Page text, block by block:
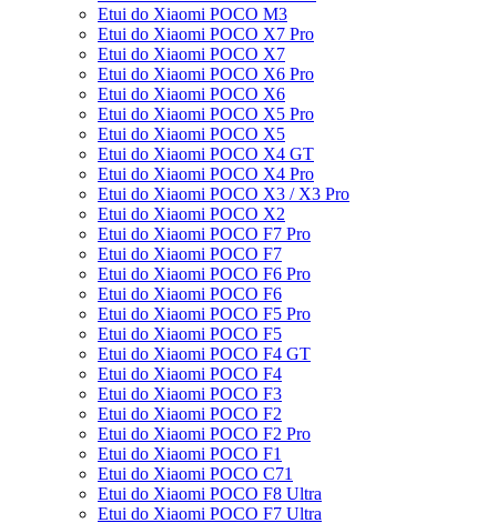
Etui do Xiaomi POCO M3
Etui do Xiaomi POCO X7 Pro
Etui do Xiaomi POCO X7
Etui do Xiaomi POCO X6 Pro
Etui do Xiaomi POCO X6
Etui do Xiaomi POCO X5 Pro
Etui do Xiaomi POCO X5
Etui do Xiaomi POCO X4 GT
Etui do Xiaomi POCO X4 Pro
Etui do Xiaomi POCO X3 / X3 Pro
Etui do Xiaomi POCO X2
Etui do Xiaomi POCO F7 Pro
Etui do Xiaomi POCO F7
Etui do Xiaomi POCO F6 Pro
Etui do Xiaomi POCO F6
Etui do Xiaomi POCO F5 Pro
Etui do Xiaomi POCO F5
Etui do Xiaomi POCO F4 GT
Etui do Xiaomi POCO F4
Etui do Xiaomi POCO F3
Etui do Xiaomi POCO F2
Etui do Xiaomi POCO F2 Pro
Etui do Xiaomi POCO F1
Etui do Xiaomi POCO C71
Etui do Xiaomi POCO F8 Ultra
Etui do Xiaomi POCO F7 Ultra